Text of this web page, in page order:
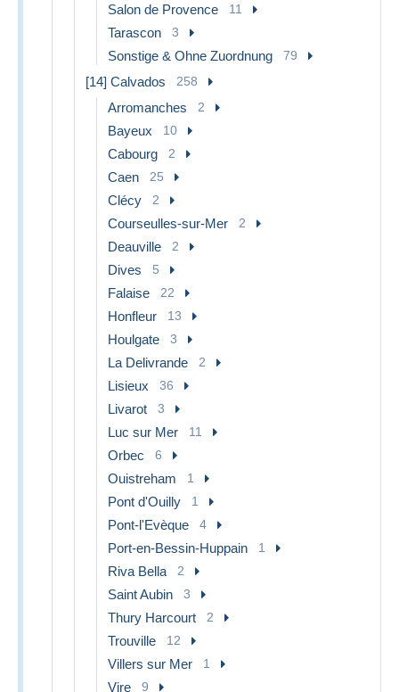
Salon de Provence 11
Tarascon 3
Sonstige & Ohne Zuordnung 79
[14] Calvados 258
Arromanches 2
Bayeux 10
Cabourg 2
Caen 25
Clécy 2
Courseulles-sur-Mer 2
Deauville 2
Dives 5
Falaise 22
Honfleur 13
Houlgate 3
La Delivrande 2
Lisieux 36
Livarot 3
Luc sur Mer 11
Orbec 6
Ouistreham 1
Pont d'Ouilly 1
Pont-l'Evèque 4
Port-en-Bessin-Huppain 1
Riva Bella 2
Saint Aubin 3
Thury Harcourt 2
Trouville 12
Villers sur Mer 1
Vire 9